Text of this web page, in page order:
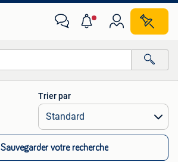
Toutes les distances…
Trier par
Sauvegarder votre recherche